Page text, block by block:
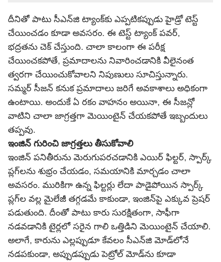
దీనితో పాటు సీఎన్‌జి ట్యాంక్‌కు ఎప్పటికప్పుడు హైడ్రో టెస్ట్
చేయించడం కూడా అవసరం. ఈ టెస్ట్ ట్యాంక్ పవర్,
భద్రతను చెక్ చేస్తుంది. చాలా కాలంగా ఈ పరీక్ష
చేయించకపోతే, ప్రమాదాలను నివారించడానికి వీలైనంత
త్వరగా చేయించుకోవాలని నిపుణులు సూచిస్తున్నారు.
సమ్మర్ సీజన్ కనుక ప్రమాదాలు జరిగే అవకాశాలు అధికంగా
ఉంటాయి. అందుకే ఏ రకం వాహనం అయినా, ఈ సీజన్లో
వాటిని చాలా జాగ్రత్తగా మెయింటైన్ చేయకపోతే ఇబ్బందులు
తప్పవు.
ఇంజిన్ గురించి జాగ్రత్తలు తీసుకోవాలి
ఇంజిన్ పనితీరును మెరుగుపరచడానికి ఎయిర్ ఫిల్టర్, స్పార్క్
ప్లగ్‌లను శుభ్రం చేయడం, సమయానికి మార్చడం చాలా
అవసరం. మురికిగా ఉన్న ఫిల్టర్లు లేదా పాడైపోయిన స్పార్క్
ప్లగ్‌ల వల్ల మైలేజీ తగ్గడమే కాకుండా, ఇంజిన్‌పై ఎక్కువ ప్రెషర్
పడుతుంది. దీంతో పాటు కారు సురక్షితంగా, సాఫీగా
నడవడానికి టైర్లలో సరైన గాలి ఒత్తిడిని మెయింటైన్ చేయాలి.
అలాగే, కారును ఎల్లప్పుడూ కేవలం సీఎన్‌జి మోడ్‌లోనే
నడపకుండా, అప్పుడప్పుడు పెట్రోల్ మోడ్‌ను కూడా